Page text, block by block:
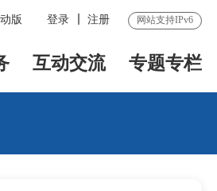
版 登录 注册 网站支持IPv6
互动交流 专题专栏